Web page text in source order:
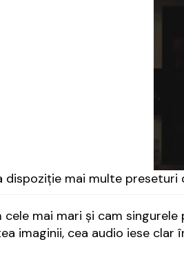
dispoziție mai multe
mai mari și cam
imaginii, cea audio iese clar